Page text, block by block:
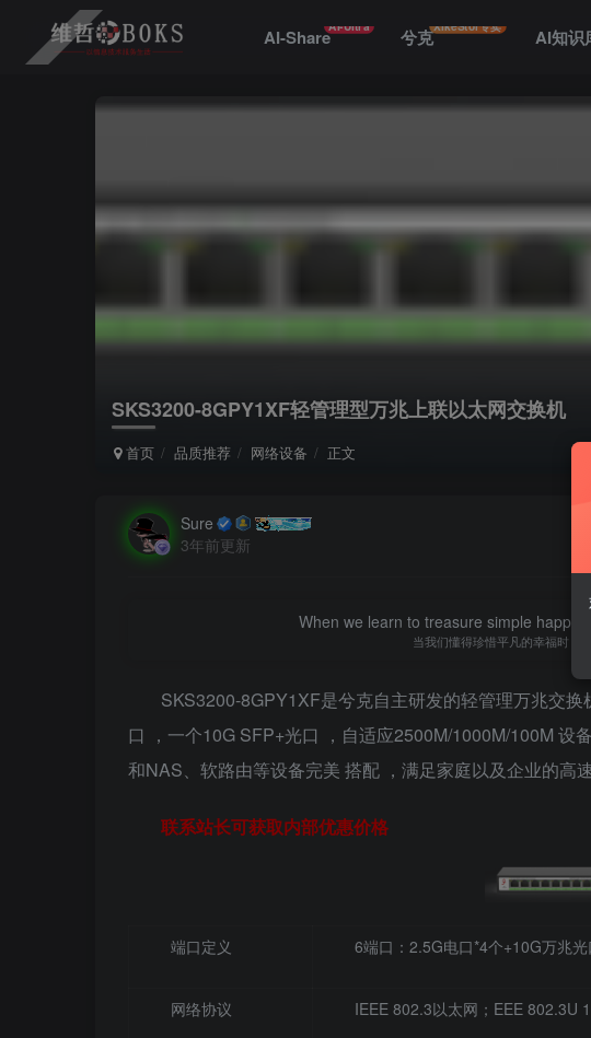
AI-ShareAI-Ultra 兮克XikeStor专卖 AI知识
SKS3200-8GPY1XF轻管理型万兆上联以太网交换机
首页 品质推荐 网络设备 正文
Sure
3年前更新
When we learn to treasure simple
当我们懂得珍惜平凡的幸福时，
SKS3200-8GPY1XF是兮克自主研发的轻管理万兆交
口 ，一个10G SFP+光口 ，自适应2500M/1000M/100M
和NAS、软路由等设备完美 搭配 ，满足家庭以及企业的高速
联系站长可获取内部优惠价格
端口定义 6端口：2.5G电口*4个+10G万兆光
网络协议
IEEE 802.3以太网；EEE 802.3U